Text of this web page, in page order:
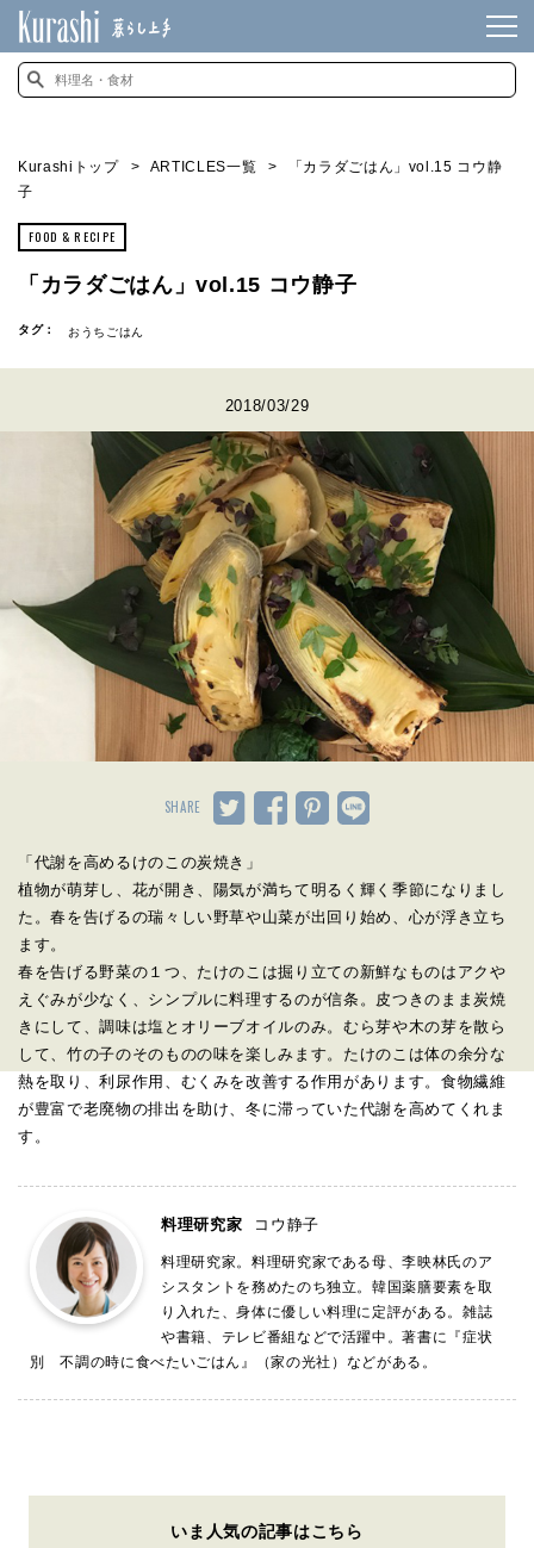
Kurashiトップ ARTICLES一覧
「カラダごはん」vol.15 コウ静
子
FOOD & RECIPE
「カラダごはん」vol.15 コウ静子
タグ： おうちごはん
2018/03/29
SHARE
「代謝を高めるけのこの炭焼き」
植物が萌芽し、花が開き、陽気が満ちて明るく輝く季節になりまし
た。春を告げるの瑞々しい野草や山菜が出回り始め、心が浮き立ち
ます。
春を告げる野菜の１つ、たけのこは掘り立ての新鮮なものはアクや
えぐみが少なく、シンプルに料理するのが信条。皮つきのまま炭焼
きにして、調味は塩とオリーブオイルのみ。むら芽や木の芽を散ら
して、竹の子のそのものの味を楽しみます。たけのこは体の余分な
熱を取り、利尿作用、むくみを改善する作用があります。食物繊維
が豊富で老廃物の排出を助け、冬に滞っていた代謝を高めてくれま
す。
料理研究家 コウ静子
料理研究家。料理研究家である母、李映林氏のア
シスタントを務めたのち独立。韓国薬膳要素を取
り入れた、身体に優しい料理に定評がある。雑誌
や書籍、テレビ番組などで活躍中。著書に『症状
別 不調の時に食べたいごはん』（家の光社）などがある。
いま人気の記事はこちら